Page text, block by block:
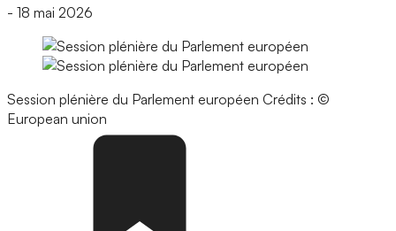
- 18 mai 2026
Session plénière du Parlement européen Crédits : ©
European union